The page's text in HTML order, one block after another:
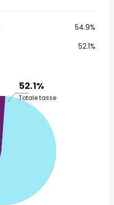
54.9%
52.1%
52.1%
Totale tasse